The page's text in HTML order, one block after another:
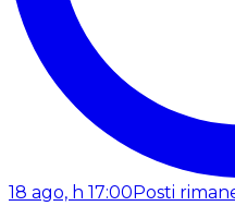
18 ago, h 17:00Posti